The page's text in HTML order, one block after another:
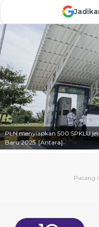
PLN menyiapkan 500 SPKLU
Baru 2025. [Antara]